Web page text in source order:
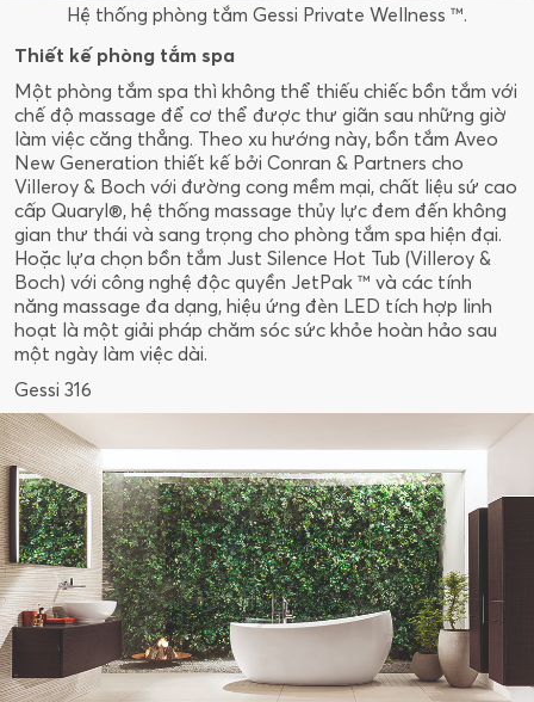
Hệ thống phòng tắm Gessi Private Wellness ™.
Thiết kế phòng tắm spa
Một phòng tắm spa thì không thể thiếu chiếc bồn tắm với
chế độ massage để cơ thể được thư giãn sau những giờ
làm việc căng thẳng. Theo xu hướng này, bồn tắm Aveo
New Generation thiết kế bởi Conran & Partners cho
Villeroy & Boch với đường cong mềm mại, chất liệu sứ cao
cấp Quaryl®, hệ thống massage thủy lực đem đến không
gian thư thái và sang trọng cho phòng tắm spa hiện đại.
Hoặc lựa chọn bồn tắm Just Silence Hot Tub (Villeroy &
Boch) với công nghệ độc quyền JetPak ™ và các tính
năng massage đa dạng, hiệu ứng đèn LED tích hợp linh
hoạt là một giải pháp chăm sóc sức khỏe hoàn hảo sau
một ngày làm việc dài.
Gessi 316